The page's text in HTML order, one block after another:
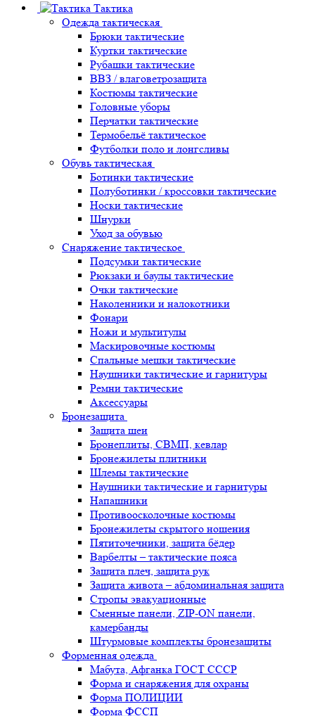
Тактика
Одежда тактическая
Брюки тактические
Куртки тактические
Рубашки тактические
ВВЗ / влаговетрозащита
Костюмы тактические
Головные уборы
Перчатки тактические
Термобельё тактическое
Футболки поло и лонгсливы
Обувь тактическая
Ботинки тактические
Полуботинки / кроссовки тактические
Носки тактические
Шнурки
Уход за обувью
Снаряжение тактическое
Подсумки тактические
Рюкзаки и баулы тактические
Очки тактические
Наколенники и налокотники
Фонари
Ножи и мультитулы
Маскировочные костюмы
Спальные мешки тактические
Наушники тактические и гарнитуры
Ремни тактические
Аксессуары
Бронезащита
Защита шеи
Бронеплиты, СВМП, кевлар
Бронежилеты плитники
Шлемы тактические
Наушники тактические и гарнитуры
Напашники
Противоосколочные костюмы
Бронежилеты скрытого ношения
Пятиточечники, защита бёдер
Варбелты – тактические пояса
Защита плеч, защита рук
Защита живота – абдоминальная защита
Стропы эвакуационные
Сменные панели, ZIP-ON панели,
камербанды
Штурмовые комплекты бронезащиты
Форменная одежда
Мабута, Афганка ГОСТ СССР
Форма и снаряжения для охраны
Форма ПОЛИЦИИ
Форма ФССП